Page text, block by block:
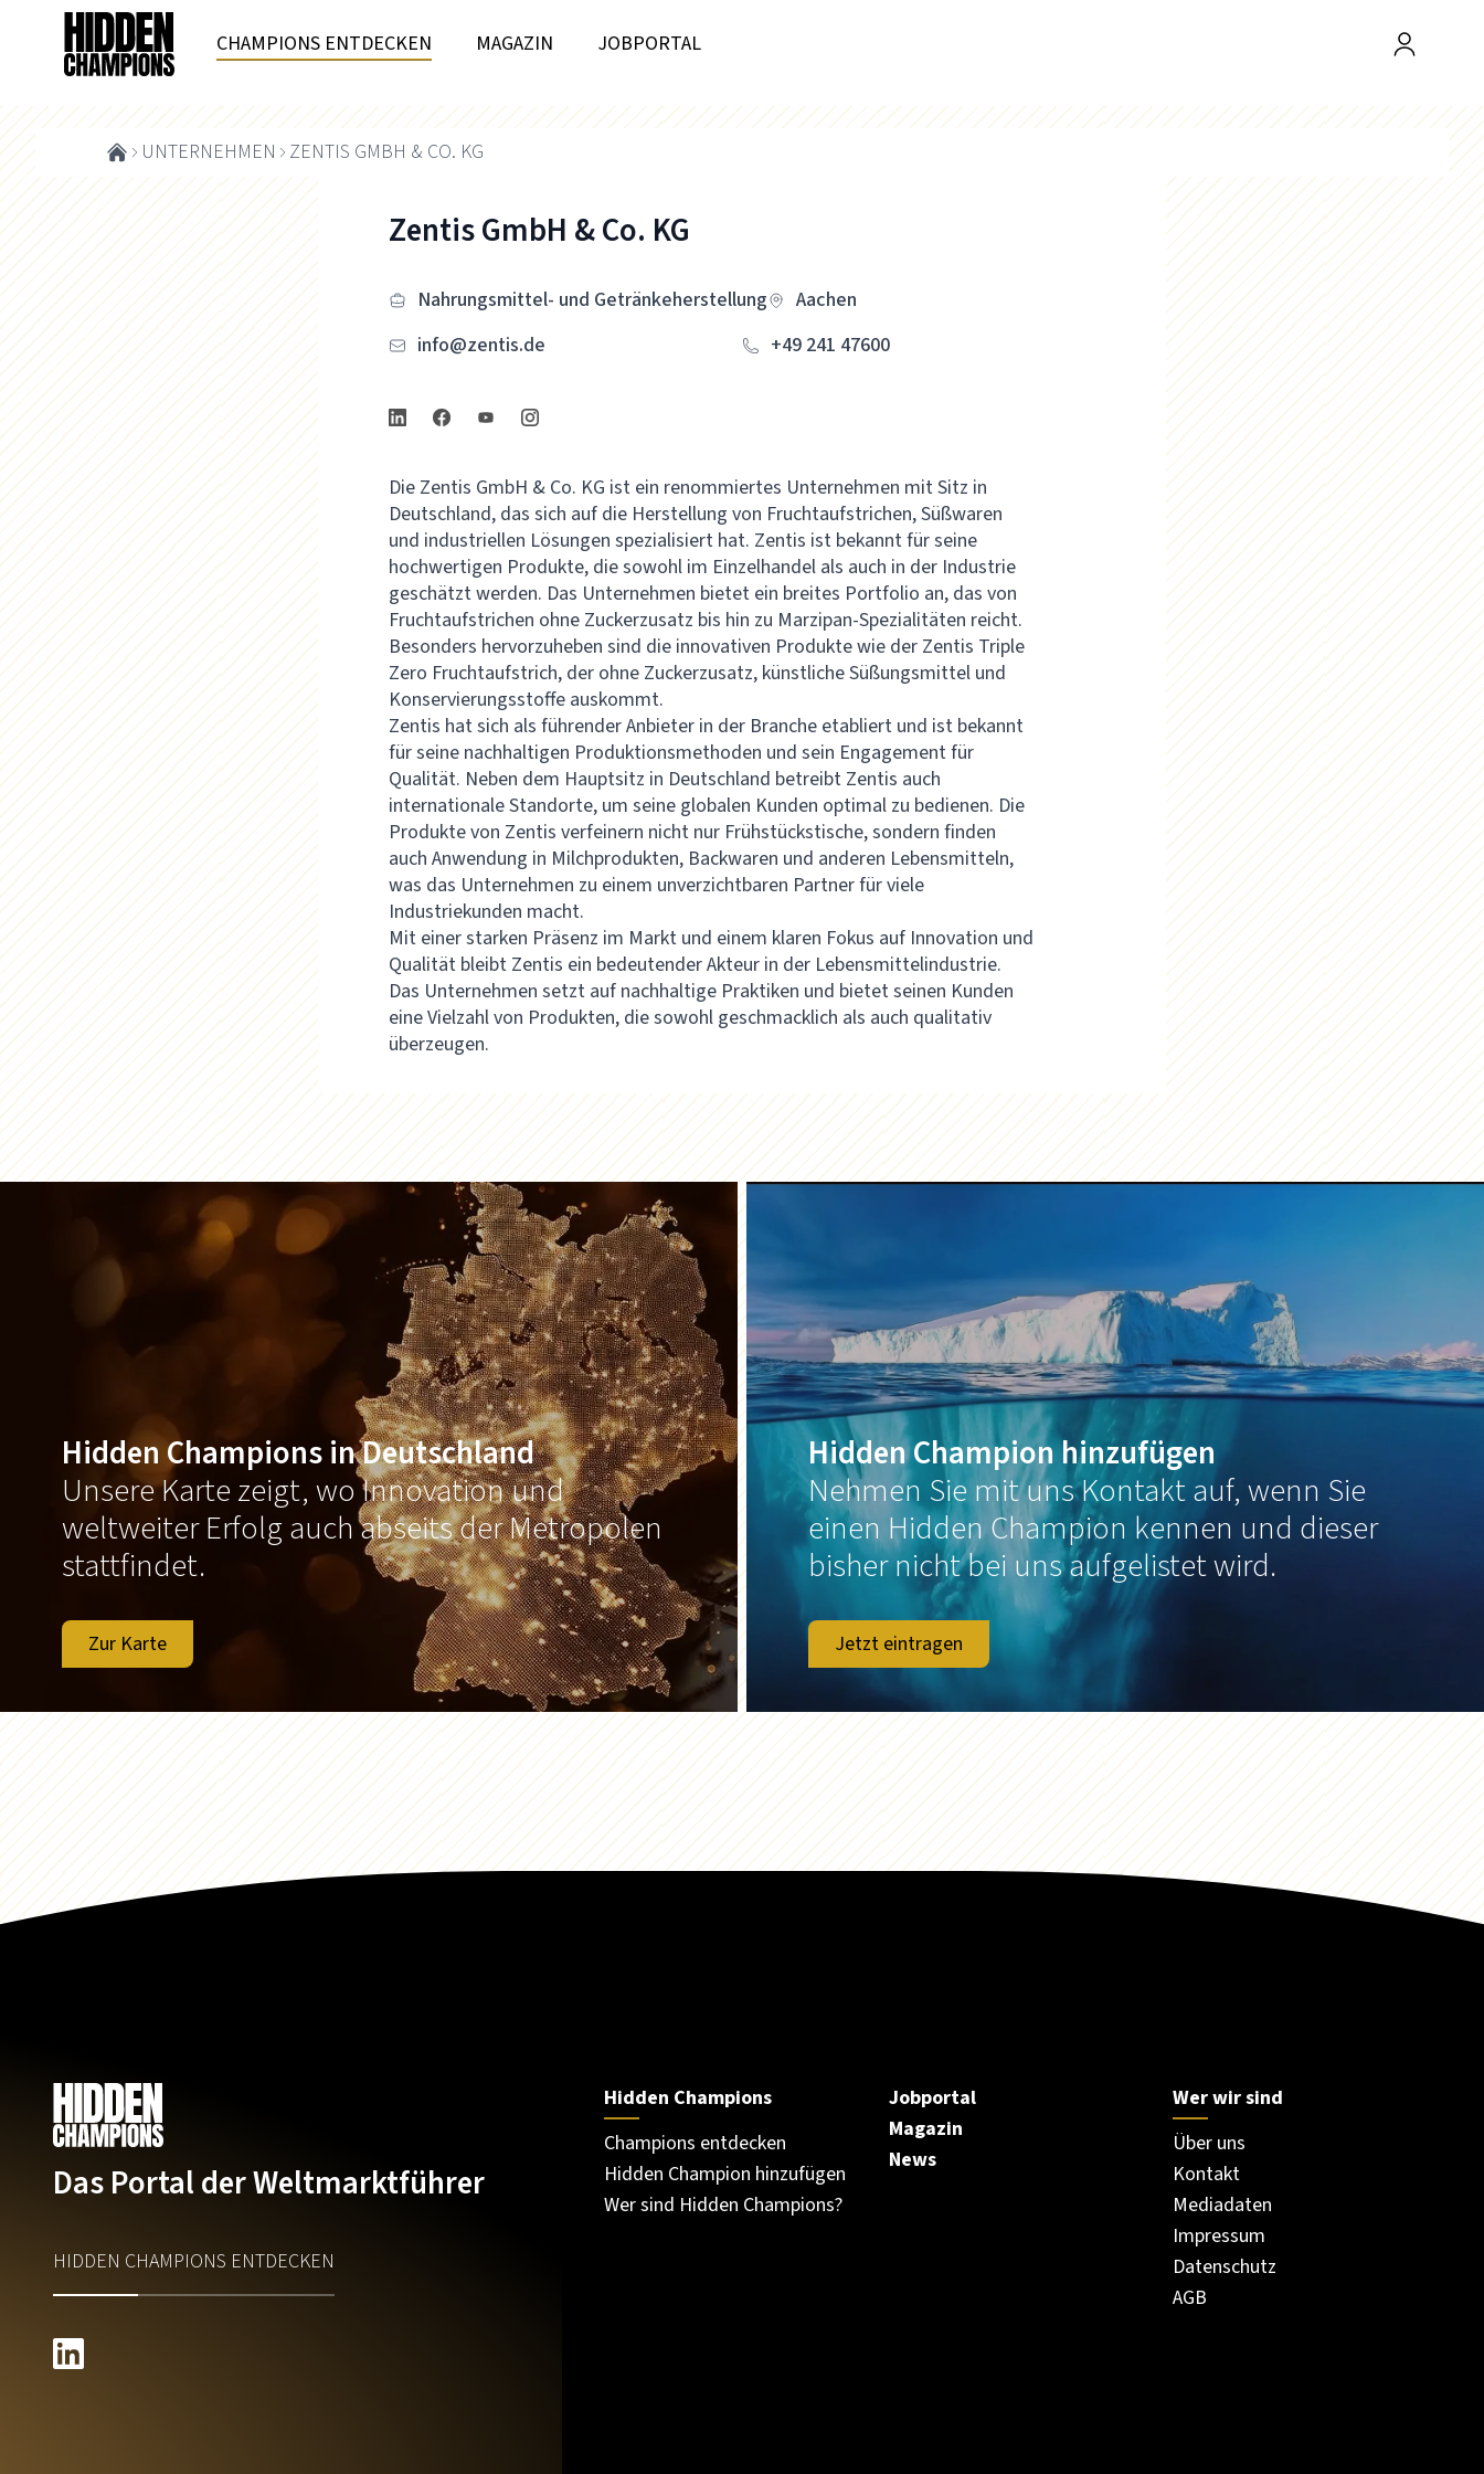
CHAMPIONS ENTDECKEN MAGAZIN JOBPORTAL
UNTERNEHMEN ZENTIS GMBH & CO. KG
Zentis GmbH & Co. KG
Nahrungsmittel- und Getränkeherstellung
Aachen
info@zentis.de
+49 241 47600
Die Zentis GmbH & Co. KG ist ein renommiertes Unternehmen mit Sitz in
Deutschland, das sich auf die Herstellung von Fruchtaufstrichen, Süßwaren
und industriellen Lösungen spezialisiert hat. Zentis ist bekannt für seine
hochwertigen Produkte, die sowohl im Einzelhandel als auch in der Industrie
geschätzt werden. Das Unternehmen bietet ein breites Portfolio an, das von
Fruchtaufstrichen ohne Zuckerzusatz bis hin zu Marzipan-Spezialitäten reicht.
Besonders hervorzuheben sind die innovativen Produkte wie der Zentis Triple
Zero Fruchtaufstrich, der ohne Zuckerzusatz, künstliche Süßungsmittel und
Konservierungsstoffe auskommt.
Zentis hat sich als führender Anbieter in der Branche etabliert und ist bekannt
für seine nachhaltigen Produktionsmethoden und sein Engagement für
Qualität. Neben dem Hauptsitz in Deutschland betreibt Zentis auch
internationale Standorte, um seine globalen Kunden optimal zu bedienen. Die
Produkte von Zentis verfeinern nicht nur Frühstückstische, sondern finden
auch Anwendung in Milchprodukten, Backwaren und anderen Lebensmitteln,
was das Unternehmen zu einem unverzichtbaren Partner für viele
Industriekunden macht.
Mit einer starken Präsenz im Markt und einem klaren Fokus auf Innovation und
Qualität bleibt Zentis ein bedeutender Akteur in der Lebensmittelindustrie.
Das Unternehmen setzt auf nachhaltige Praktiken und bietet seinen Kunden
eine Vielzahl von Produkten, die sowohl geschmacklich als auch qualitativ
überzeugen.
Hidden Champions in Deutschland
Unsere Karte zeigt, wo Innovation und
weltweiter Erfolg auch abseits der Metropolen
stattfindet.
Zur Karte
Hidden Champion hinzufügen
Nehmen Sie mit uns Kontakt auf, wenn Sie
einen Hidden Champion kennen und dieser
bisher nicht bei uns aufgelistet wird.
Jetzt eintragen
Das Portal der Weltmarktführer
HIDDEN CHAMPIONS ENTDECKEN
Hidden Champions
Champions entdecken
Hidden Champion hinzufügen
Wer sind Hidden Champions?
Jobportal
Magazin
News
Wer wir sind
Über uns
Kontakt
Mediadaten
Impressum
Datenschutz
AGB